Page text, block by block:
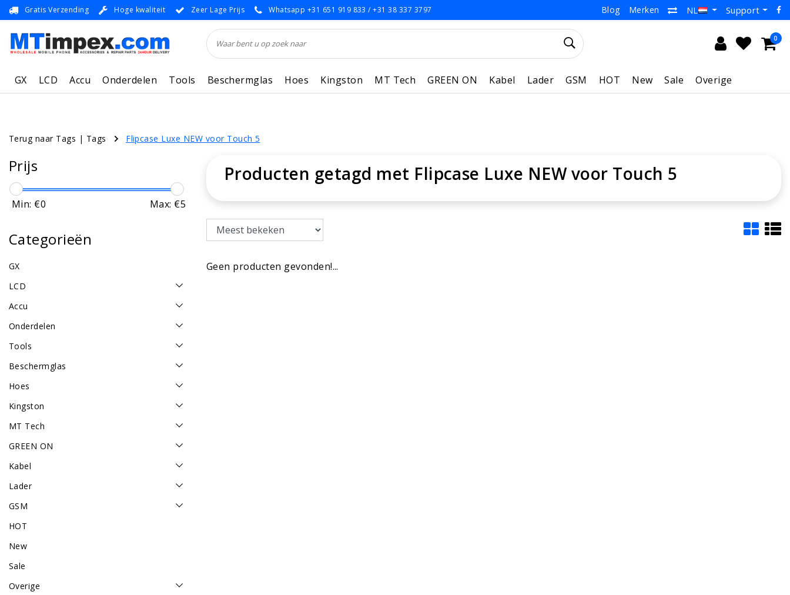
Gratis Verzending Hoge kwaliteit Zeer Lage Prijs Whatsapp +31 651 919 833 / +31 38 337 3797 Blog Merken NL Support
0
GX LCD Accu Onderdelen Tools Beschermglas Hoes Kingston MT Tech GREEN ON Kabel Lader GSM HOT New Sale Overige
Terug naar Tags | Tags Flipcase Luxe NEW voor Touch 5
Prijs
Min: €0 Max: €5
Categorieën
GX
LCD
Accu
Onderdelen
Tools
Beschermglas
Hoes
Kingston
MT Tech
GREEN ON
Kabel
Lader
GSM
HOT
New
Sale
Overige
Producten getagd met Flipcase Luxe NEW voor Touch 5
Geen producten gevonden!...